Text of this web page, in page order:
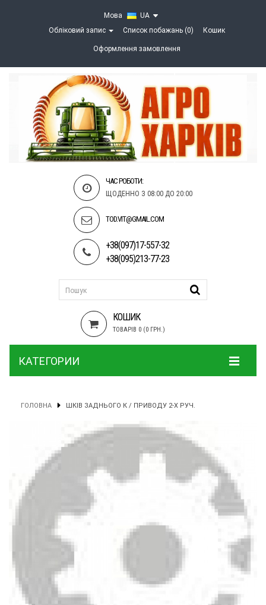
Мова
UA
Обліковий запис
Список побажань (0) Кошик
Оформлення замовлення
ЧАС РОБОТИ:
ЩОДЕННО З 08:00 ДО 20:00
TOD.VIT@GMAIL.COM
+38(097)17-557-32
+38(095)213-77-23
КОШИК
ТОВАРІВ 0 (0 ГРН.)
КАТЕГОРИИ
ГОЛОВНА ШКІВ ЗАДНЬОГО К / ПРИВОДУ 2-Х РУЧ.